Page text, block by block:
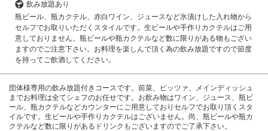
飲み放題あり
瓶ビール、瓶カクテル、赤白ワイン、ジュースなど氷漬けした入れ物から
セルフでお取りいただくスタイルです。生ビールや手作りカクテルはご用
意しておりません。瓶ビールや瓶カクテルなど数に限りがある物もござい
ますのでご注意下さい。お料理を楽しんで頂く為の飲み放題ですので節度
を持ってご飲酒してください。
団体様専用の飲み放題付きコースです。前菜、ピッツァ、メインディッシュ
までお料理は全てシェフのお任せです。お飲み物はワイン、ジュース、瓶ビ
ール、瓶カクテルなどカウンターにご用意しておりセルフでお取り頂くスタ
イルです。生ビールや手作りカクテルはございません。尚、瓶ビールや瓶カ
クテルなど数に限りがあるドリンクもございますのでご了承下さい。